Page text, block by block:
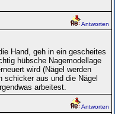
Antworten
Hand, geh in ein gescheites
hübsche Nagemodellage
wird (Nägel werden
aus und die Nägel
arbeitest.
Antworten